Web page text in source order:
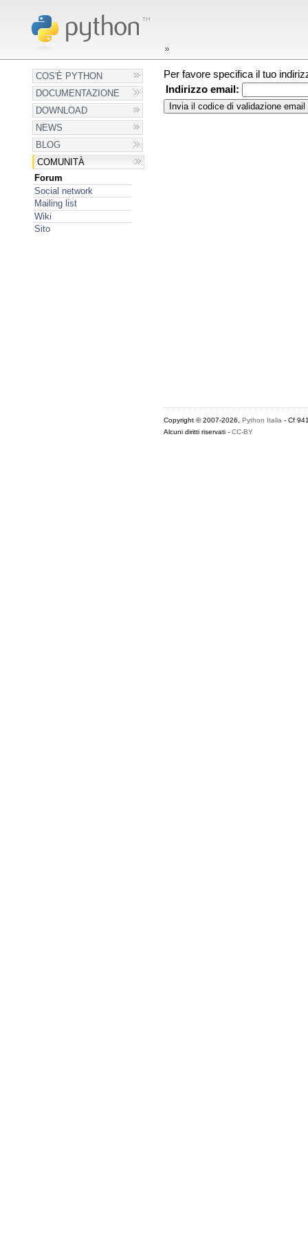
COS'È PYTHON
DOCUMENTAZIONE
DOWNLOAD
NEWS
BLOG
COMUNITÀ
Forum
Social network
Mailing list
Wiki
Sito
Per favore specifica il tuo
Indirizzo email:
Copyright © 2007-2026, Python Italia - Cf
Alcuni diritti riservati - CC-BY